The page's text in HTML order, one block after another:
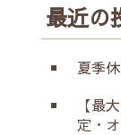
最近の
夏季
【最
定・